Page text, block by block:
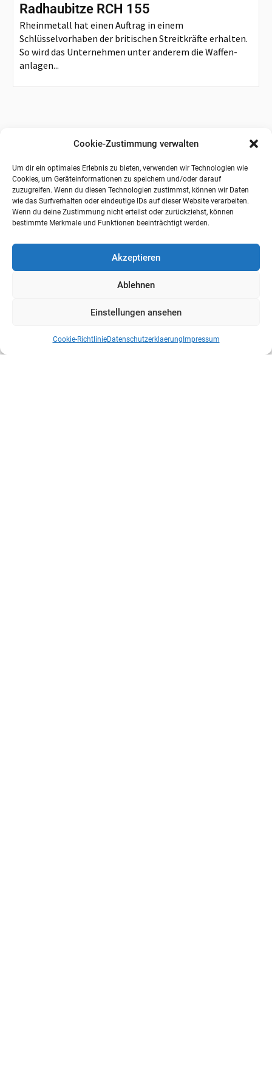
Cookie-Zustimmung verwalten
Um dir ein optimales Erlebnis zu bieten, verwenden wir Technologien wie
Cookies, um Geräteinformationen zu speichern und/oder darauf
zuzugreifen. Wenn du diesen Technologien zustimmst, können wir Daten
wie das Surfverhalten oder eindeutige IDs auf dieser Website verarbeiten.
Wenn du deine Zustimmung nicht erteilst oder zurückziehst, können
bestimmte Merkmale und Funktionen beeinträchtigt werden.
Akzeptieren
Ablehnen
Einstellungen ansehen
Cookie-RichtlinieDatenschutzerklaerung Impressum
Radhaubitze RCH 155
Rheinmetall hat einen Auftrag in einem
Schlüsselvorhaben der britischen Streitkräfte erhalten.
So wird das Unternehmen unter anderem die Waffen-
anlagen...